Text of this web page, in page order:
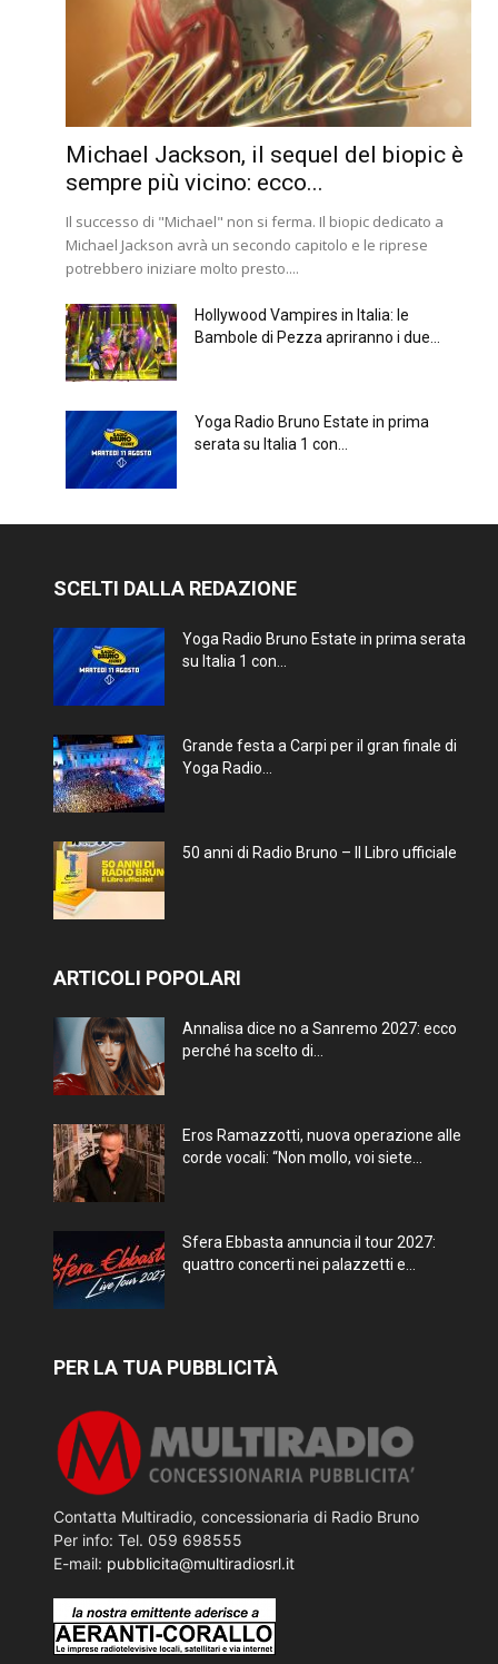
Michael Jackson, il sequel del biopic è
sempre più vicino: ecco...
Il successo di "Michael" non si ferma. Il biopic dedicato a
Michael Jackson avrà un secondo capitolo e le riprese
potrebbero iniziare molto presto....
Hollywood Vampires in Italia: le
Bambole di Pezza apriranno i due...
Yoga Radio Bruno Estate in prima
serata su Italia 1 con...
SCELTI DALLA REDAZIONE
Yoga Radio Bruno Estate in prima serata
su Italia 1 con...
Grande festa a Carpi per il gran finale di
Yoga Radio...
50 anni di Radio Bruno – Il Libro ufficiale
ARTICOLI POPOLARI
Annalisa dice no a Sanremo 2027: ecco
perché ha scelto di...
Eros Ramazzotti, nuova operazione alle
corde vocali: “Non mollo, voi siete...
Sfera Ebbasta annuncia il tour 2027:
quattro concerti nei palazzetti e...
PER LA TUA PUBBLICITÀ
Contatta Multiradio, concessionaria di Radio Bruno
Per info: Tel. 059 698555
E-mail: pubblicita@multiradiosrl.it